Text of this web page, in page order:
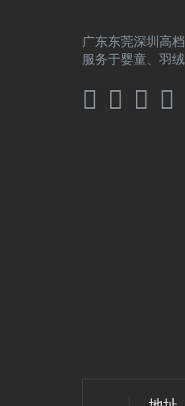
广东东莞深圳高
服务于婴童、羽